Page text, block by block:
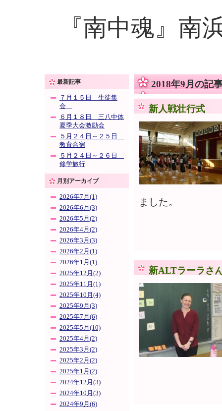
『南中魂』南
最新記事
７月１５日 生徒集
会
６月１８日 三八中体
夏季大会激励会
５月２４日～２５日
教育合宿
５月２４日～２６日
修学旅行
月別アーカイブ
2026年7月(1)
2026年6月(3)
2026年5月(2)
2026年4月(2)
2026年3月(3)
2026年2月(1)
2026年1月(1)
2025年12月(2)
2025年11月(1)
2025年10月(4)
2025年9月(3)
2025年7月(6)
2025年5月(10)
2025年4月(2)
2025年3月(2)
2025年2月(2)
2025年1月(2)
2024年12月(3)
2024年10月(3)
2024年9月(6)
2018年9月の記
新人戦壮行式
ました。
新ALTラーラさ